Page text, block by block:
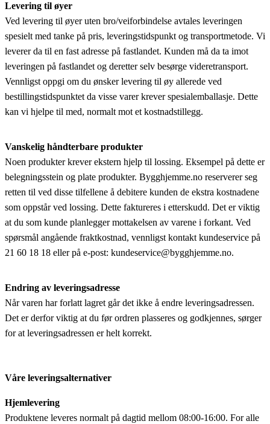
Levering til øyer
Ved levering til øyer uten bro/veiforbindelse avtales leveringen
spesielt med tanke på pris, leveringstidspunkt og transportmetode. Vi
leverer da til en fast adresse på fastlandet. Kunden må da ta imot
leveringen på fastlandet og deretter selv besørge videretransport.
Vennligst oppgi om du ønsker levering til øy allerede ved
bestillingstidspunktet da visse varer krever spesialemballasje. Dette
kan vi hjelpe til med, normalt mot et kostnadstillegg.
Vanskelig håndterbare produkter
Noen produkter krever ekstern hjelp til lossing. Eksempel på dette er
belegningsstein og plate produkter. Bygghjemme.no reserverer seg
retten til ved disse tilfellene å debitere kunden de ekstra kostnadene
som oppstår ved lossing. Dette faktureres i etterskudd. Det er viktig
at du som kunde planlegger mottakelsen av varene i forkant. Ved
spørsmål angående fraktkostnad, vennligst kontakt kundeservice på
21 60 18 18 eller på e-post: kundeservice@bygghjemme.no.
Endring av leveringsadresse
Når varen har forlatt lagret går det ikke å endre leveringsadressen.
Det er derfor viktig at du før ordren plasseres og godkjennes, sørger
for at leveringsadressen er helt korrekt.
Våre leveringsalternativer
Hjemlevering
Produktene leveres normalt på dagtid mellom 08:00-16:00. For alle